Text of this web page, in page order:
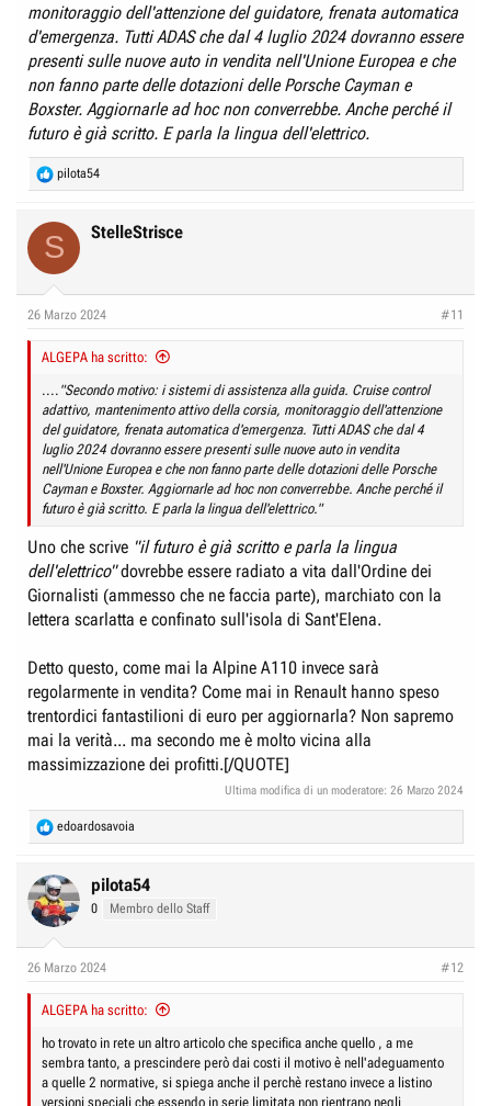
monitoraggio dell'attenzione del guidatore, frenata automatica
d'emergenza. Tutti ADAS che dal 4 luglio 2024 dovranno essere
presenti sulle nuove auto in vendita nell'Unione Europea e che
non fanno parte delle dotazioni delle Porsche Cayman e
Boxster. Aggiornarle ad hoc non converrebbe. Anche perché il
futuro è già scritto. E parla la lingua dell'elettrico.
R
e
t
s
pilota54
S StelleStrisce
26 Marzo 2024 #11
ALGEPA ha scritto:
.... "Secondo motivo: i sistemi di assistenza alla guida. Cruise control
adattivo, mantenimento attivo della corsia, monitoraggio dell'attenzione
del guidatore, frenata automatica d'emergenza. Tutti ADAS che dal 4
luglio 2024 dovranno essere presenti sulle nuove auto in vendita
nell'Unione Europea e che non fanno parte delle dotazioni delle Porsche
Cayman e Boxster. Aggiornarle ad hoc non converrebbe. Anche perché il
futuro è già scritto. E parla la lingua dell'elettrico."
Uno che scrive "il futuro è già scritto e parla la lingua
dell'elettrico"dovrebbe essere radiato a vita dall'Ordine dei
Giornalisti (ammesso che ne faccia parte), marchiato con la
lettera scarlatta e confinato sull'isola di Sant'Elena.
Detto questo, come mai la Alpine A110 invece sarà
regolarmente in vendita? Come mai in Renault hanno speso
trentordici fantastilioni di euro per aggiornarla? Non sapremo
mai la verità... ma secondo me è molto vicina alla
massimizzazione dei profitti.[/QUOTE]
Ultima modifica di un moderatore: 26 Marzo 2024
R
e
c
t
i
s
edoardosavoia
pilota54
0 Membro dello Staff
26 Marzo 2024 #12
ALGEPA ha scritto:
ho trovato in rete un altro articolo che specifica anche quello , a me
sembra tanto, a prescindere però dai costi il motivo è nell'adeguamento
a quelle 2 normative, si spiega anche il perchè restano invece a listino
versioni speciali che essendo in serie limitata non rientrano negli